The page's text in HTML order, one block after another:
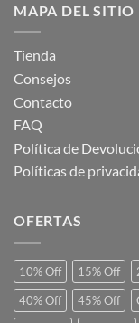
MAPA DEL SITIO
Tienda
Consejos
Contacto
FAQ
Política de
Políticas de
OFERTAS
10% Off 15% Off
40% Off
45% Off